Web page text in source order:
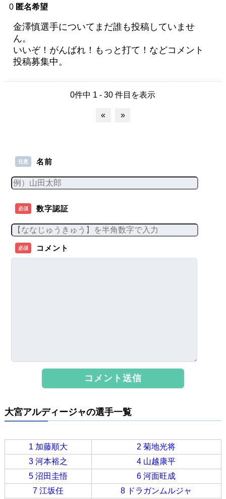
0 匿名希望
金澤慎選手についてまだ誰も投稿していませ
ん。
いいぞ！がんばれ！もっと打て！などコメント
投稿募集中。
0件中 1 - 30 件目を表示
« »
任意 名前
必須 数字認証
必須 コメント
大宮アルディージャの選手一覧
1 加藤順大
2 菊地光将
3 河本裕之
4 山越康平
5 沼田圭悟
6 河面旺成
7 江坂任
8 ドラガンムルジャ